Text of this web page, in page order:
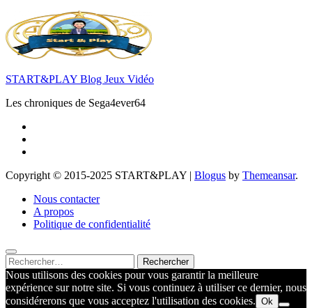
START&PLAY Blog Jeux Vidéo
Les chroniques de Sega4ever64
Copyright © 2015-2025 START&PLAY | Blogus by Themeansar.
Nous contacter
A propos
Politique de confidentialité
Rechercher :
Nous utilisons des cookies pour vous garantir la meilleure
expérience sur notre site. Si vous continuez à utiliser ce dernier, nous
considérerons que vous acceptez l'utilisation des cookies. Ok